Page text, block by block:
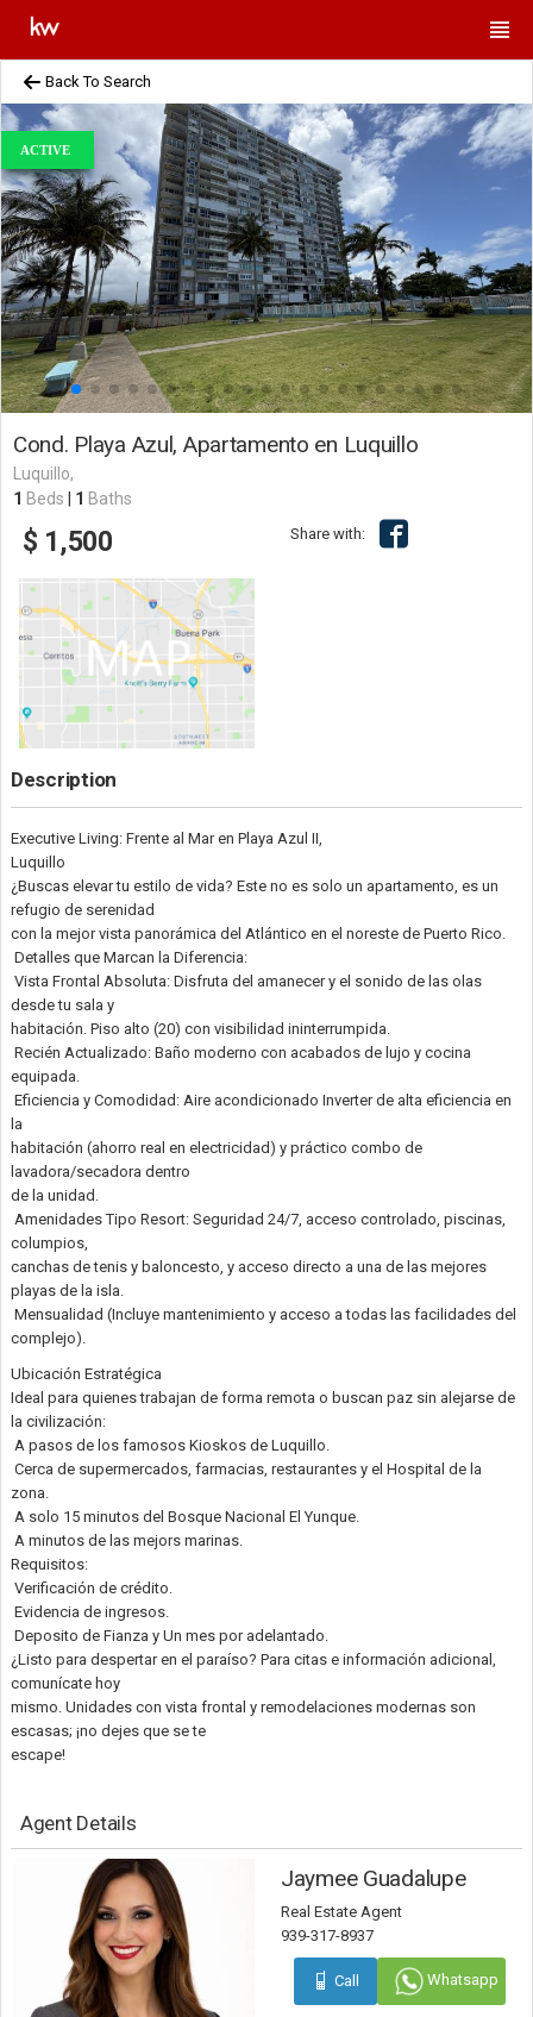
Back To Search
ACTIVE
Cond. Playa Azul, Apartamento en Luquillo
Luquillo,
1 Beds 1 Baths
$ 1,500 Share with:
Description
Executive Living: Frente al Mar en Playa Azul II,
Luquillo
¿Buscas elevar tu estilo de vida? Este no es solo un apartamento, es un
refugio de serenidad
con la mejor vista panorámica del Atlántico en el noreste de Puerto Rico.
Detalles que Marcan la Diferencia:
Vista Frontal Absoluta: Disfruta del amanecer y el sonido de las olas
desde tu sala y
habitación. Piso alto (20) con visibilidad ininterrumpida.
Recién Actualizado: Baño moderno con acabados de lujo y cocina
equipada.
Eficiencia y Comodidad: Aire acondicionado Inverter de alta eficiencia en
la
habitación (ahorro real en electricidad) y práctico combo de
lavadora/secadora dentro
de la unidad.
Amenidades Tipo Resort: Seguridad 24/7, acceso controlado, piscinas,
columpios,
canchas de tenis y baloncesto, y acceso directo a una de las mejores
playas de la isla.
Mensualidad (Incluye mantenimiento y acceso a todas las facilidades del
complejo).
Ubicación Estratégica
Ideal para quienes trabajan de forma remota o buscan paz sin alejarse de
la civilización:
A pasos de los famosos Kioskos de Luquillo.
Cerca de supermercados, farmacias, restaurantes y el Hospital de la
zona.
A solo 15 minutos del Bosque Nacional El Yunque.
A minutos de las mejors marinas.
Requisitos:
Verificación de crédito.
Evidencia de ingresos.
Deposito de Fianza y Un mes por adelantado.
¿Listo para despertar en el paraíso? Para citas e información adicional,
comunícate hoy
mismo. Unidades con vista frontal y remodelaciones modernas son
escasas; ¡no dejes que se te
escape!
Agent Details
Jaymee Guadalupe
Real Estate Agent
939-317-8937
Call Whatsapp